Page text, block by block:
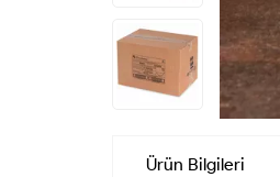
Ürün Bilgileri